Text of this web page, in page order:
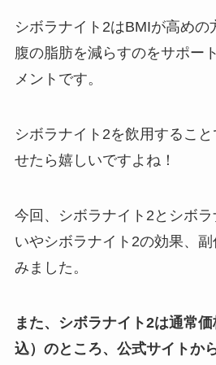
シボラナイト2はBMIが高めの
腹の脂肪を減らすのをサポー
メントです。
シボラナイト2を飲用するこ
せたら嬉しいですよね！
今回、シボラナイト2とシボ
いやシボラナイト2の効果、
みました。
また、シボラナイト2は通常
込）のところ、公式サイトか